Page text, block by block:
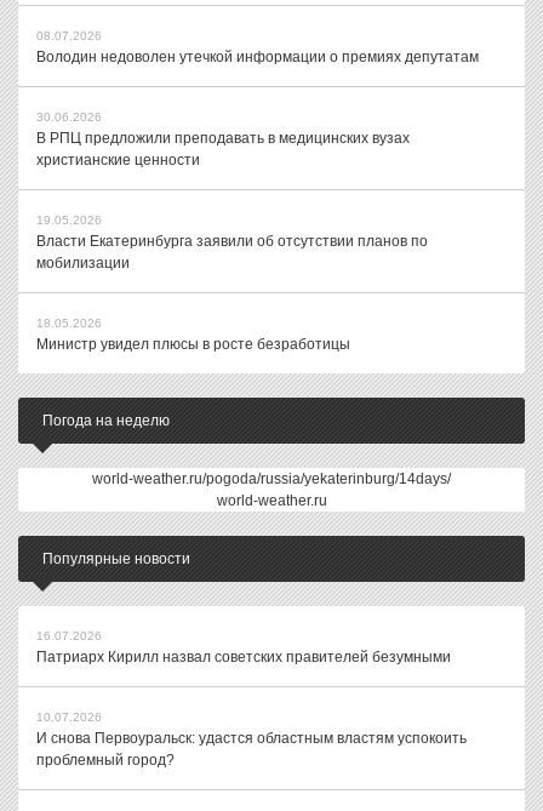
08.07.2026
Володин недоволен утечкой информации о премиях депутатам
30.06.2026
В РПЦ предложили преподавать в медицинских вузах
христианские ценности
19.05.2026
Власти Екатеринбурга заявили об отсутствии планов по
мобилизации
18.05.2026
Министр увидел плюсы в росте безработицы
Погода на неделю
world-weather.ru/pogoda/russia/yekaterinburg/14days/
world-weather.ru
Популярные новости
16.07.2026
Патриарх Кирилл назвал советских правителей безумными
10.07.2026
И снова Первоуральск: удастся областным властям успокоить
проблемный город?